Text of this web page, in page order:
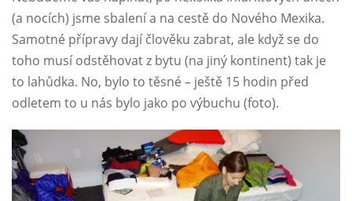
(a nocích) jsme sbalení a na cestě do Nového Mexika.
Samotné přípravy dají člověku zabrat, ale když se do
toho musí odstěhovat z bytu (na jiný kontinent) tak je
to lahůdka. No, bylo to těsné – ještě 15 hodin před
odletem to u nás bylo jako po výbuchu (foto).